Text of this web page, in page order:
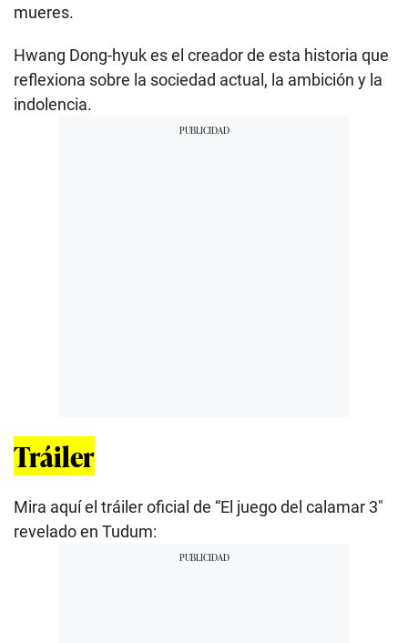
mueres.
Hwang Dong-hyuk es el creador de esta historia que
reflexiona sobre la sociedad actual, la ambición y la
indolencia.
Tráiler
Mira aquí el tráiler oficial de “El juego del calamar 3″
revelado en Tudum: